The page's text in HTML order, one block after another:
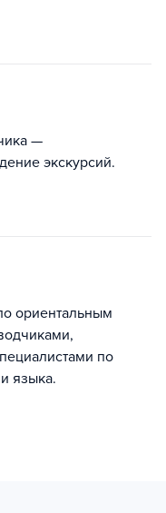
—
экскурсий.
ориентальным
по
языка.